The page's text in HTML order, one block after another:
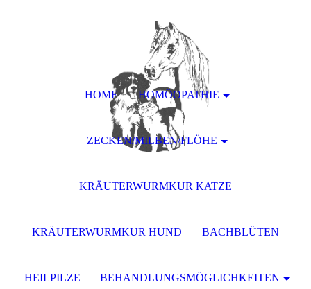
HOME HOMÖOPATHIE
ZECKEN/MILBEN/FLÖHE
KRÄUTERWURMKUR KATZE
KRÄUTERWURMKUR HUND BACHBLÜTEN
HEILPILZE BEHANDLUNGSMÖGLICHKEITEN